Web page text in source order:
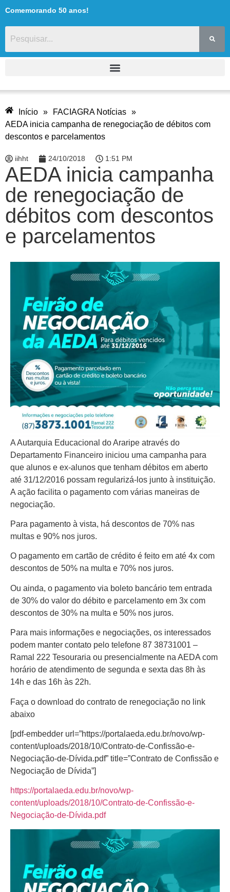
Comemorando 50 anos!
Início » FACIAGRA Notícias »
AEDA inicia campanha de renegociação de débitos com
descontos e parcelamentos
iihht 24/10/2018 1:51 PM
AEDA inicia campanha
de renegociação de
débitos com descontos
e parcelamentos
A Autarquia Educacional do Araripe através do
Departamento Financeiro iniciou uma campanha para
que alunos e ex-alunos que tenham débitos em aberto
até 31/12/2016 possam regularizá-los junto à instituição.
A ação facilita o pagamento com várias maneiras de
negociação.
Para pagamento à vista, há descontos de 70% nas
multas e 90% nos juros.
O pagamento em cartão de crédito é feito em até 4x com
descontos de 50% na multa e 70% nos juros.
Ou ainda, o pagamento via boleto bancário tem entrada
de 30% do valor do débito e parcelamento em 3x com
descontos de 30% na multa e 50% nos juros.
Para mais informações e negociações, os interessados
podem manter contato pelo telefone 87 38731001 –
Ramal 222 Tesouraria ou presencialmente na AEDA com
horário de atendimento de segunda e sexta das 8h às
14h e das 16h às 22h.
Faça o download do contrato de renegociação no link
abaixo
[pdf-embedder url=”https://portalaeda.edu.br/novo/wp-
content/uploads/2018/10/Contrato-de-Confissão-e-
Negociação-de-Dívida.pdf” title=”Contrato de Confissão e
Negociação de Dívida”]
https://portalaeda.edu.br/novo/wp-
content/uploads/2018/10/Contrato-de-Confissão-e-
Negociação-de-Dívida.pdf